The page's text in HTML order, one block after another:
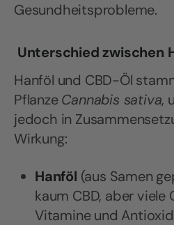
Gesundheitsprobleme.
Unterschied zwischen
Hanföl und CBD-Öl
PflanzeCannabis sativa,
jedoch in
Wirkung:
Hanföl (aus Samen
kaum CBD, aber
Vitamine und